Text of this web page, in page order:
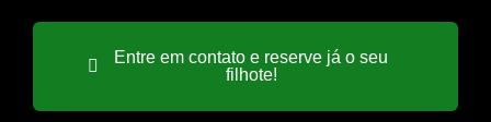
Entre em contato e reserve já o seu
filhote!